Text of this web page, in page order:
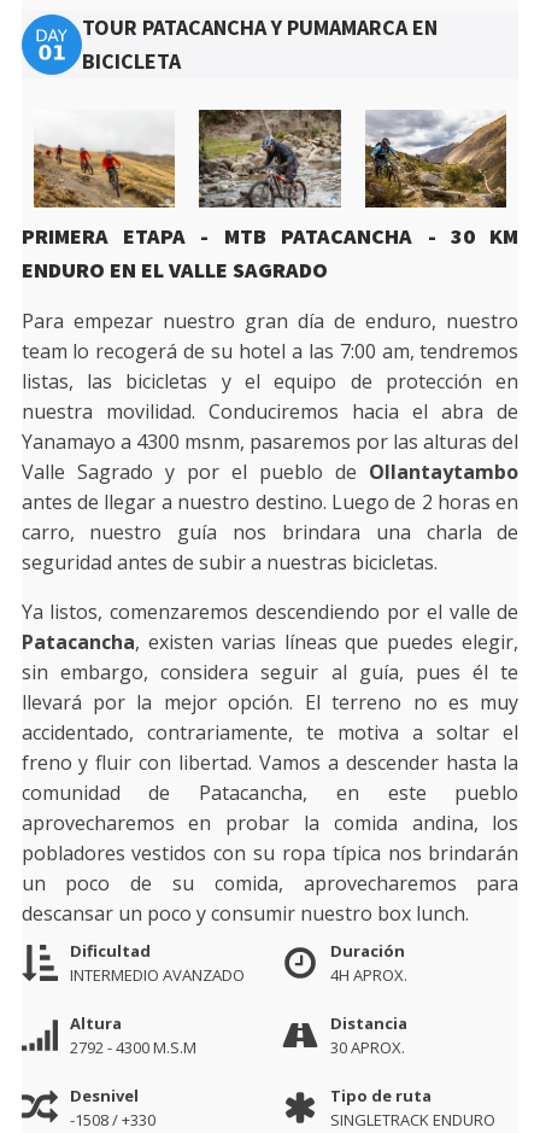
TOUR PATACANCHA Y PUMAMARCA EN
BICICLETA
PRIMERA ETAPA - MTB PATACANCHA - 30 KM
ENDURO EN EL VALLE SAGRADO
Para empezar nuestro gran día de enduro, nuestro
team lo recogerá de su hotel a las 7:00 am, tendremos
listas, las bicicletas y el equipo de protección en
nuestra movilidad. Conduciremos hacia el abra de
Yanamayo a 4300 msnm, pasaremos por las alturas del
Valle Sagrado y por el pueblo de Ollantaytambo
antes de llegar a nuestro destino. Luego de 2 horas en
carro, nuestro guía nos brindara una charla de
seguridad antes de subir a nuestras bicicletas.
Ya listos, comenzaremos descendiendo por el valle de
Patacancha, existen varias líneas que puedes elegir,
sin embargo, considera seguir al guía, pues él te
llevará por la mejor opción. El terreno no es muy
accidentado, contrariamente, te motiva a soltar el
freno y fluir con libertad. Vamos a descender hasta la
comunidad de Patacancha, en este pueblo
aprovecharemos en probar la comida andina, los
pobladores vestidos con su ropa típica nos brindarán
un poco de su comida, aprovecharemos para
descansar un poco y consumir nuestro box lunch.
Dificultad
INTERMEDIO AVANZADO
Duración
4H APROX.
Altura
2792 - 4300 M.S.M
Distancia
30 APROX.
Desnivel
-1508 / +330
Tipo de ruta
SINGLETRACK ENDURO